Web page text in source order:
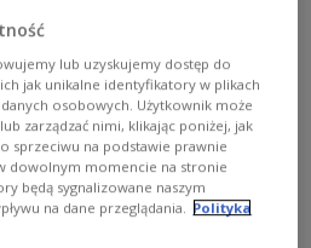
Radio 24
zagraniczna Polski
lub uzyskujemy dostęp do
jak unikalne identyfikatory w plikach
osobowych. Użytkownik może
zarządzać nimi, klikając poniżej, jak
sprzeciwu na podstawie prawnie
dowolnym momencie na stronie
będą sygnalizowane naszym
na dane przeglądania.
Polityka